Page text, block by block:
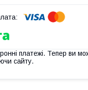
платежі. Тепер ви
сайту.